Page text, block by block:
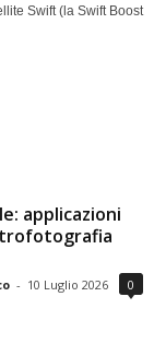
Swift (la Swift Boost
applicazioni
- 10 Luglio 2026 0